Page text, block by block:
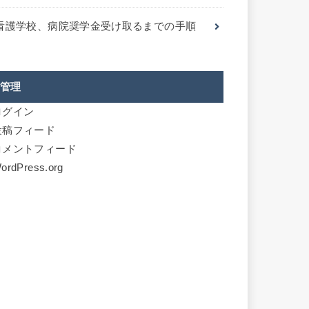
護学校、病院奨学金受け取るまでの手順
管理
グイン
稿フィード
メントフィード